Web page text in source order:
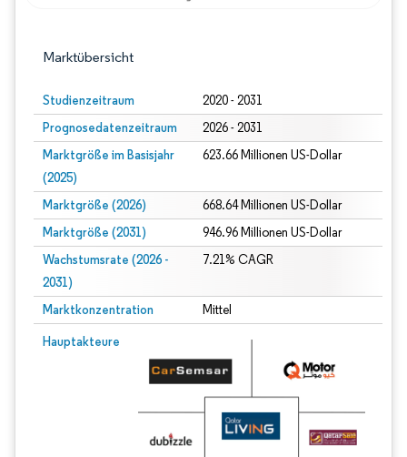
Marktübersicht
Studienzeitraum 2020 - 2031
Prognosedatenzeitraum 2026 - 2031
Marktgröße im Basisjahr
(2025)
623.66 Millionen US-Dollar
Marktgröße (2026) 668.64 Millionen US-Dollar
Marktgröße (2031) 946.96 Millionen US-Dollar
Wachstumsrate (2026 -
2031)
7.21% CAGR
Marktkonzentration Mittel
Hauptakteure
Bild © Mordor Intelligence. Wiederverwendung erfordert Namensnennung